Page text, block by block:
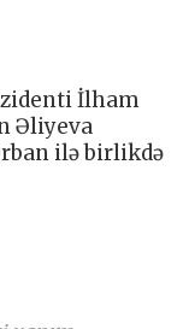
İlham
Əliyeva
ilə birlikdə